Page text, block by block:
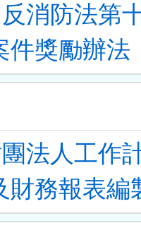
消防法第
件獎勵辦法
法人工作
財務報表編